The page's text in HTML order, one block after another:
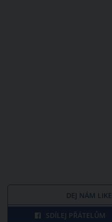
DEJ NÁM LIKE
SDÍLEJ PŘÁTELŮM